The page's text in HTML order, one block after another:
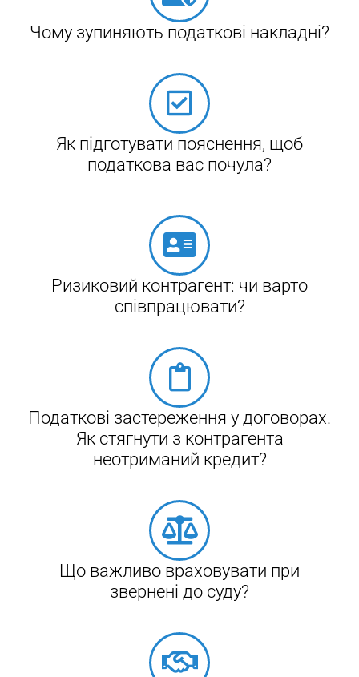
Чому зупиняють податкові накладні?
Як підготувати пояснення, щоб
податкова вас почула?
Ризиковий контрагент: чи варто
співпрацювати?
Податкові застереження у договорах.
Як стягнути з контрагента
неотриманий кредит?
Що важливо враховувати при
звернені до суду?